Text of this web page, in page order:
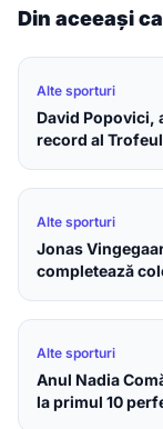
Din aceeași
Alte sporturi
David Popovici,
record al
Alte sporturi
Jonas
completează
Alte sporturi
Anul Nadia
la primul 10